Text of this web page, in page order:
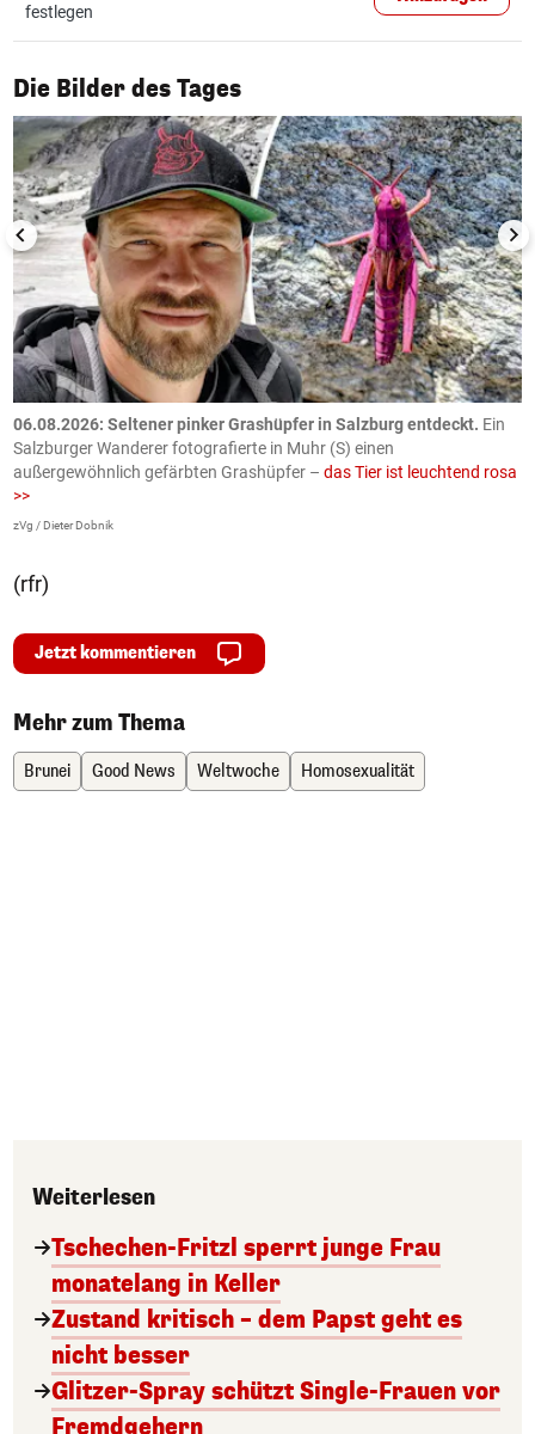
festlegen
Die Bilder des Tages
1/50
06.08.2026: Seltener pinker Grashüpfer in Salzburg entdeckt. Ein
Salzburger Wanderer fotografierte in Muhr (S) einen
außergewöhnlich gefärbten Grashüpfer – das Tier ist leuchtend rosa
>>
zVg / Dieter Dobnik
(rfr)
Jetzt kommentieren
Mehr zum Thema
Brunei Good News Weltwoche Homosexualität
Weiterlesen
Tschechen-Fritzl sperrt junge Frau
monatelang in Keller
Zustand kritisch – dem Papst geht es
nicht besser
Glitzer-Spray schützt Single-Frauen vor
Fremdgehern